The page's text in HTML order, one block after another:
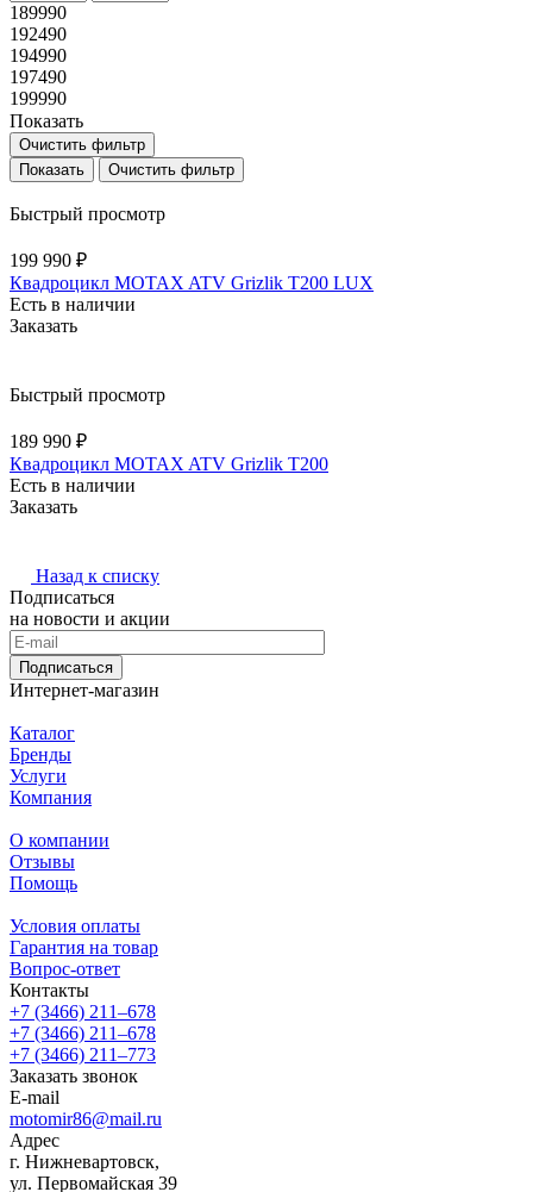
189990
192490
194990
197490
199990
Показать
Очистить фильтр
Очистить фильтр
Быстрый просмотр
199 990 ₽
Квадроцикл MOTAX ATV Grizlik T200 LUX
Есть в наличии
Заказать
Быстрый просмотр
189 990 ₽
Квадроцикл MOTAX ATV Grizlik T200
Есть в наличии
Заказать
Назад к списку
Подписаться
на новости и акции
Подписаться
Интернет-магазин
Каталог
Бренды
Услуги
Компания
О компании
Отзывы
Помощь
Условия оплаты
Гарантия на товар
Вопрос-ответ
Контакты
+7 (3466) 211‒678
+7 (3466) 211‒678
+7 (3466) 211‒773
Заказать звонок
E-mail
motomir86@mail.ru
Адрес
г. Нижневартовск,
ул. Первомайская 39